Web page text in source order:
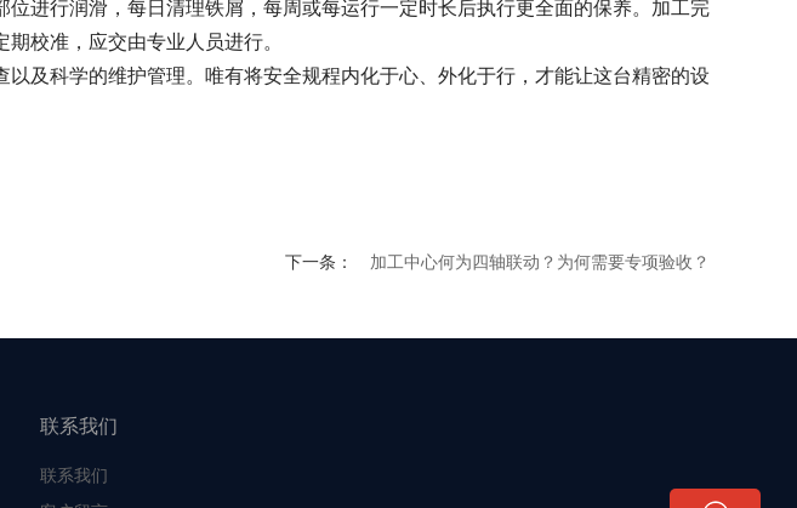
行润滑，每日清理铁屑，每周或每运行一定时长后执行更全面的保养。加工完
校准，应交由专业人员进行。
科学的维护管理。唯有将安全规程内化于心、外化于行，才能让这台精密的设
下一条： 加工中心何为四轴联动？为何需要专项验收？
联系我们
联系我们